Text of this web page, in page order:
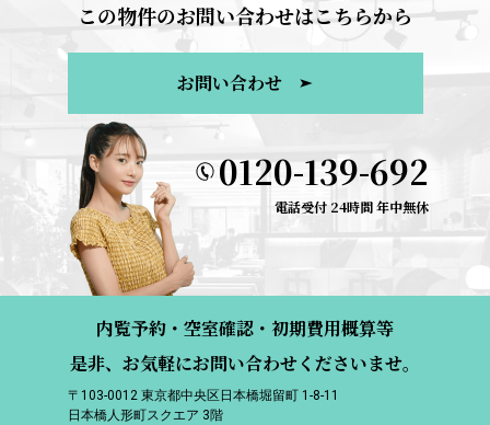
この物件のお問い合わせはこちらから
お問い合わせ
0120-139-692
電話受付 24時間 年中無休
内覧予約・空室確認・初期費用概算等
是非、お気軽にお問い合わせくださいませ。
〒103-0012 東京都中央区日本橋堀留町 1-8-11
日本橋人形町スクエア 3階